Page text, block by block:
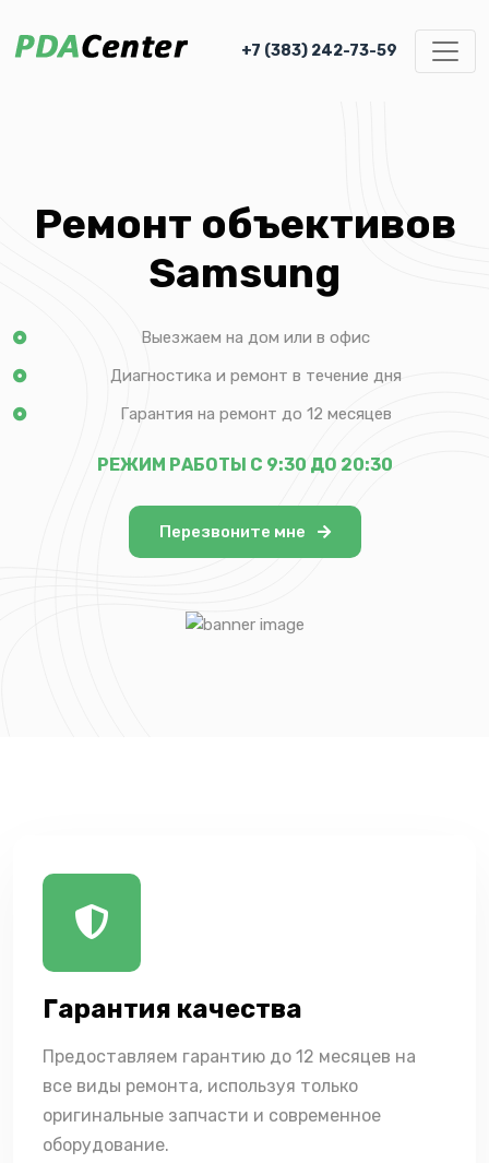
+7 (383) 242-73-59
Ремонт объективов
Samsung
Выезжаем на дом или в офис
Диагностика и ремонт в течение дня
Гарантия на ремонт до 12 месяцев
РЕЖИМ РАБОТЫ С 9:30 ДО 20:30
Перезвоните мне
Гарантия качества
Предоставляем гарантию до 12 месяцев на
все виды ремонта, используя только
оригинальные запчасти и современное
оборудование.